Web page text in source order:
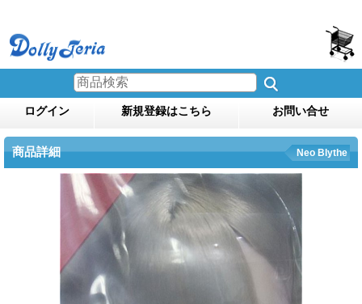
ログイン 新規登録はこちら お問い合せ
商品詳細 Neo Blythe